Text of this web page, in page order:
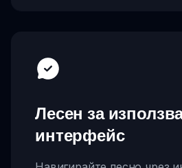
Лесен за
интерфейс